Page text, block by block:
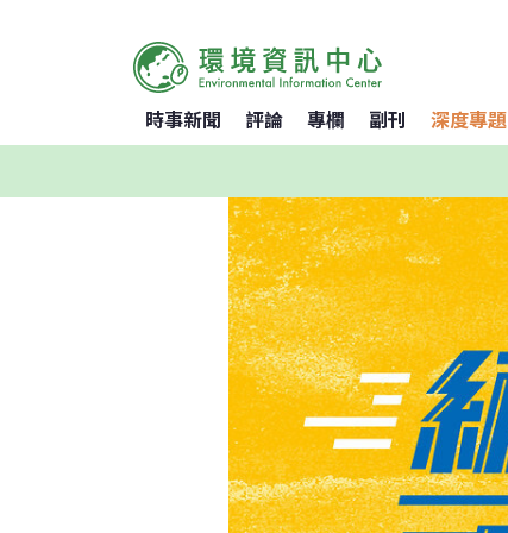
時事新聞 評論 專欄 副刊 深度專題